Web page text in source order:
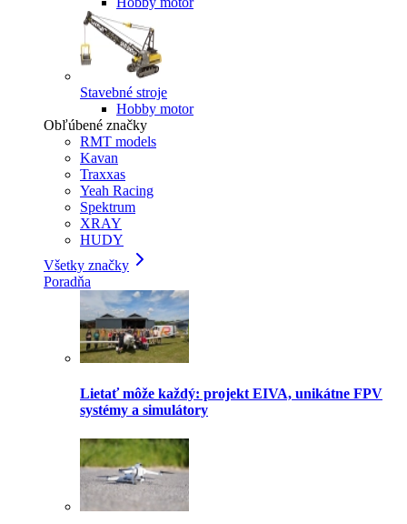
Stavebné stroje
Hobby motor
Obľúbené značky
RMT models
Kavan
Traxxas
Yeah Racing
Spektrum
XRAY
HUDY
Všetky značky
Poradňa
Lietať môže každý: projekt EIVA, unikátne FPV
systémy a simulátory